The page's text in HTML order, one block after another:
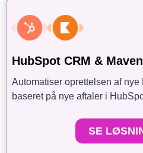
HubSpot CRM &
Automatiser oprettelsen af
baseret på nye aftaler i
SE